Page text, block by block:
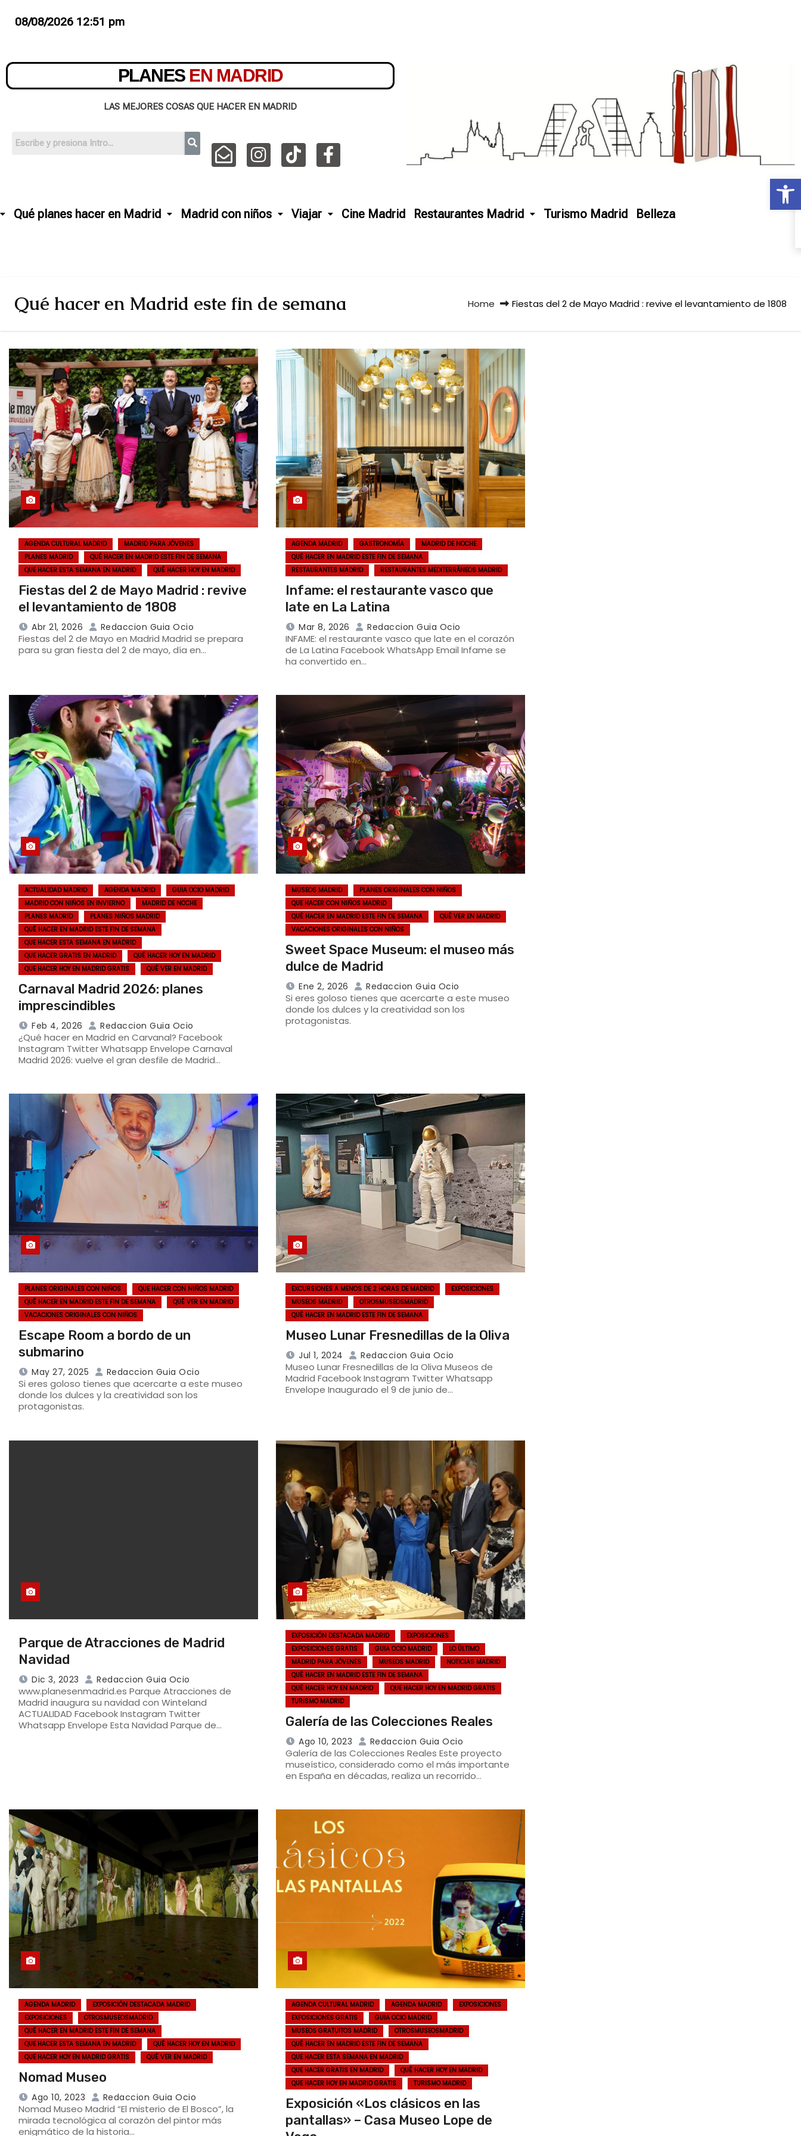
08/08/2026 12:51 pm
PLANES EN MADRID
LAS MEJORES COSAS QUE HACER EN MADRID
Qué planes hacer en Madrid Madrid con niños Viajar Cine Madrid Restaurantes Madrid Turismo Madrid Belleza
Qué hacer en Madrid este fin de semana Home Fiestas del 2 de Mayo Madrid : revive el levantamiento de 1808
AGENDA CULTURAL MADRID
MADRID PARA JÓVENES
PLANES MADRID
QUÉ HACER EN MADRID ESTE FIN DE SEMANA
QUE HACER ESTA SEMANA EN MADRID
QUÉ HACER HOY EN MADRID
Fiestas del 2 de Mayo Madrid : revive
el levantamiento de 1808
Abr 21, 2026 Redaccion Guia Ocio
Fiestas del 2 de Mayo en Madrid Madrid se prepara
para su gran fiesta del 2 de mayo, día en…
AGENDA MADRID GASTRONOMÍA
MADRID DE NOCHE
QUÉ HACER EN MADRID ESTE FIN DE SEMANA
RESTAURANTES MADRID
RESTAURANTES MEDITERRÁNEOS MADRID
Infame: el restaurante vasco que
late en La Latina
Mar 8, 2026 Redaccion Guia Ocio
INFAME: el restaurante vasco que late en el corazón
de La Latina Facebook WhatsApp Email Infame se
ha convertido en…
ACTUALIDAD MADRID AGENDA MADRID
GUIA OCIO MADRID
MADRID CON NIÑOS EN INVIERNO
MADRID DE NOCHE
PLANES MADRID
PLANES NIÑOS MADRID
QUÉ HACER EN MADRID ESTE FIN DE SEMANA
QUE HACER ESTA SEMANA EN MADRID
QUE HACER GRATIS EN MADRID
QUÉ HACER HOY EN MADRID
QUE HACER HOY EN MADRID GRATIS
QUÉ VER EN MADRID
Carnaval Madrid 2026: planes
imprescindibles
Feb 4, 2026 Redaccion Guia Ocio
¿Qué hacer en Madrid en Carvanal? Facebook
Instagram Twitter Whatsapp Envelope Carnaval
Madrid 2026: vuelve el gran desfile de Madrid…
MUSEOS MADRID
PLANES ORIGINALES CON NIÑOS
QUE HACER CON NIÑOS MADRID
QUÉ HACER EN MADRID ESTE FIN DE SEMANA
QUÉ VER EN MADRID
VACACIONES ORIGINALES CON NIÑOS
Sweet Space Museum: el museo más
dulce de Madrid
Ene 2, 2026 Redaccion Guia Ocio
Si eres goloso tienes que acercarte a este museo
donde los dulces y la creatividad son los
protagonistas.
PLANES ORIGINALES CON NIÑOS
QUE HACER CON NIÑOS MADRID
QUÉ HACER EN MADRID ESTE FIN DE SEMANA
QUÉ VER EN MADRID
VACACIONES ORIGINALES CON NIÑOS
Escape Room a bordo de un
submarino
May 27, 2025 Redaccion Guia Ocio
Si eres goloso tienes que acercarte a este museo
donde los dulces y la creatividad son los
protagonistas.
EXCURSIONES A MENOS DE 2 HORAS DE MADRID
EXPOSICIONES
MUSEOS MADRID
OTROSMUSEOSMADRID
QUÉ HACER EN MADRID ESTE FIN DE SEMANA
Museo Lunar Fresnedillas de la Oliva
Jul 1, 2024 Redaccion Guia Ocio
Museo Lunar Fresnedillas de la Oliva Museos de
Madrid Facebook Instagram Twitter Whatsapp
Envelope Inaugurado el 9 de junio de…
Parque de Atracciones de Madrid
Navidad
Dic 3, 2023 Redaccion Guia Ocio
www.planesenmadrid.es Parque Atracciones de
Madrid inaugura su navidad con Winteland
ACTUALIDAD Facebook Instagram Twitter
Whatsapp Envelope Esta Navidad Parque de…
EXPOSICIÓN DESTACADA MADRID
EXPOSICIONES
EXPOSICIONES GRATIS
GUIA OCIO MADRID
LO ÚLTIMO
MADRID PARA JÓVENES
MUSEOS MADRID
NOTICIAS MADRID
QUÉ HACER EN MADRID ESTE FIN DE SEMANA
QUÉ HACER HOY EN MADRID
QUE HACER HOY EN MADRID GRATIS
TURISMO MADRID
Galería de las Colecciones Reales
Ago 10, 2023 Redaccion Guia Ocio
Galería de las Colecciones Reales Este proyecto
museístico, considerado como el más importante
en España en décadas, realiza un recorrido…
AGENDA MADRID
EXPOSICIÓN DESTACADA MADRID
EXPOSICIONES
OTROSMUSEOSMADRID
QUÉ HACER EN MADRID ESTE FIN DE SEMANA
QUE HACER ESTA SEMANA EN MADRID
QUÉ HACER HOY EN MADRID
QUE HACER HOY EN MADRID GRATIS
QUÉ VER EN MADRID
Nomad Museo
Ago 10, 2023 Redaccion Guia Ocio
Nomad Museo Madrid “El misterio de El Bosco”, la
mirada tecnológica al corazón del pintor más
enigmático de la historia…
AGENDA CULTURAL MADRID AGENDA MADRID
EXPOSICIONES
EXPOSICIONES GRATIS
GUIA OCIO MADRID
MUSEOS GRATUITOS MADRID
OTROSMUSEOSMADRID
QUÉ HACER EN MADRID ESTE FIN DE SEMANA
QUE HACER ESTA SEMANA EN MADRID
QUE HACER GRATIS EN MADRID
QUÉ HACER HOY EN MADRID
QUE HACER HOY EN MADRID GRATIS
TURISMO MADRID
Exposición «Los clásicos en las
pantallas» – Casa Museo Lope de